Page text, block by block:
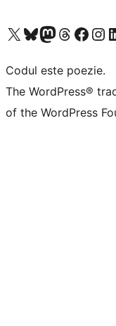
Mergi la contul nostru X (fost Twitter)
Vizitează contul nostru Bluesky
Vizitează contul nostru
Vizitează contul nostru
Vizitează pagina
Codul este poezie.
The WordPress®
of the WordPress